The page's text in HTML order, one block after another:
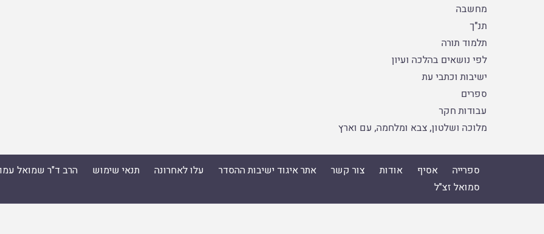
מחשבה
תנ"ך
תלמוד תורה
לפי נושאים בהלכה ועיון
ישיבות וכתבי עת
ספרים
עבודות חקר
מלוכה ושלטון, צבא ומלחמה, עם וארץ
ספרייה אסיף אודות צור קשר אתר איגוד ישיבות ההסדר עלו לאחרונה תנאי שימוש
הרב ד"ר שמואל
סמואל זצ"ל